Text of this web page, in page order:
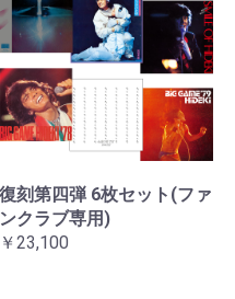
復刻第四弾 6枚セット(ファ
ンクラブ専用)
￥23,100